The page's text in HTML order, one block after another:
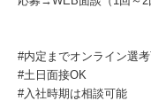
#内定までオンライン選
#土日面接OK
#入社時期は相談可能